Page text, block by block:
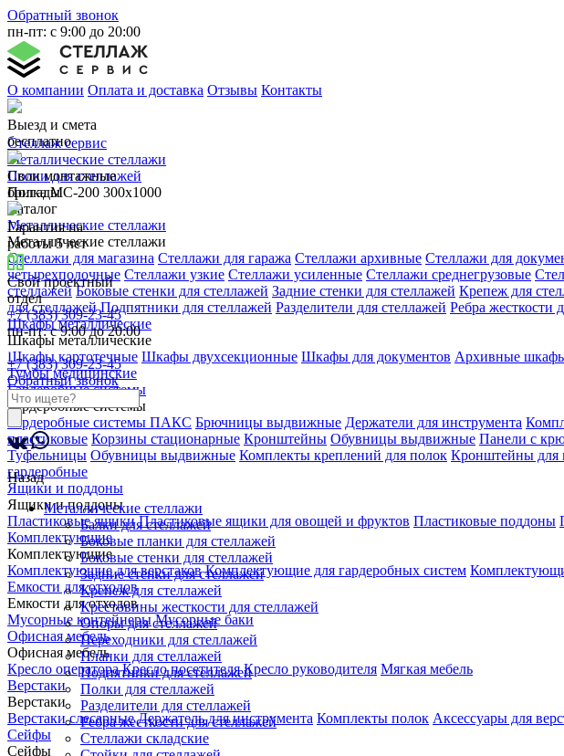
Обратный звонок
пн-пт: с 9:00 до 20:00
О компании Оплата и доставка Отзывы Контакты
Выезд и смета
бесплатно
Свои монтажные
бригады
Гарантия на
работы 5 лет
Свой проектный
отдел
+7 (383) 309-23-45
пн-пт: с 9:00 до 20:00
+7 (383) 309-23-45
Обратный звонок
Назад
Металлические стеллажи
Балки для стеллажей
Боковые планки для стеллажей
Боковые стенки для стеллажей
Задние стенки для стеллажей
Крепеж для стеллажей
Крестовины жесткости для стеллажей
Опоры для стеллажей
Переходники для стеллажей
Планки для стеллажей
Подпятники для стеллажей
Полки для стеллажей
Разделители для стеллажей
Ребра жесткости для стеллажей
Стеллажи складские
Стеллаж сервис
Металлические стеллажи
Полки для стеллажей
Полка МС-200 300x1000
Каталог
Металлические стеллажи
Металлические стеллажи
Стеллажи для магазина Стеллажи для гаража Стеллажи архивные Стеллажи для
четырехполочные Стеллажи узкие Стеллажи усиленные Стеллажи среднегрузовые
стеллажей Боковые стенки для стеллажей Задние стенки для стеллажей Крепеж для
для стеллажей Подпятники для стеллажей Разделители для стеллажей Ребра жесткости
Шкафы металлические
Шкафы металлические
Шкафы картотечные Шкафы двухсекционные Шкафы для документов Архивные
Тумбы медицинские
Гардеробные системы
Гардеробные системы
Гардеробные системы ПАКС Брючницы выдвижные Держатели для инструмента
пластиковые Корзины стационарные Кронштейны Обувницы выдвижные Панели с
Туфельницы Обувницы выдвижные Комплекты креплений для полок Кронштейны для
гардеробные
Ящики и поддоны
Ящики и поддоны
Пластиковые ящики Пластиковые ящики для овощей и фруктов Пластиковые поддоны
Комплектующие
Комплектующие
Комплектующие для верстаков Комплектующие для гардеробных систем
Емкости для отходов
Емкости для отходов
Мусорные контейнеры Мусорные баки
Офисная мебель
Офисная мебель
Кресло оператора Кресло посетителя Кресло руководителя Мягкая мебель
Верстаки
Верстаки
Верстаки слесарные Держатель для инструмента Комплекты полок Аксессуары для
Сейфы
Сейфы